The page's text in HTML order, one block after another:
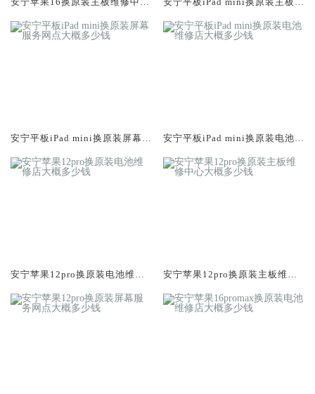
安宁平板iPad mini换原装屏幕服
安宁平板iPad mini换原装电池维
安宁苹果12pro换原装电池维修
安宁苹果12pro换原装主板维修